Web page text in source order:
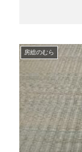
房総のむら